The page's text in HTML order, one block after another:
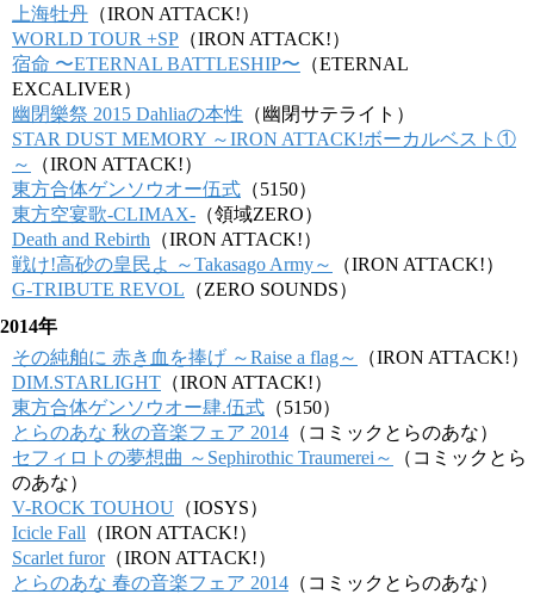
上海牡丹 （IRON ATTACK!）
WORLD TOUR +SP （IRON ATTACK!）
宿命 〜ETERNAL BATTLESHIP〜 （ETERNAL
EXCALIVER）
幽閉樂祭 2015 Dahliaの本性 （幽閉サテライト）
STAR DUST MEMORY ～IRON ATTACK!ボーカルベスト①
～
（IRON ATTACK!）
東方合体ゲンソウオー伍式 （5150）
東方空宴歌-CLIMAX- （領域ZERO）
Death and Rebirth （IRON ATTACK!）
戦け!高砂の皇民よ ～Takasago Army～
（IRON ATTACK!）
G-TRIBUTE REVOL （ZERO SOUNDS）
2014年
その純舶に 赤き血を捧げ ～Raise a flag～
（IRON ATTACK!）
DIM.STARLIGHT （IRON ATTACK!）
東方合体ゲンソウオー肆.伍式 （5150）
とらのあな 秋の音楽フェア 2014 （コミックとらのあな）
セフィロトの夢想曲 ～Sephirothic Traumerei～
（コミックとら
のあな）
V-ROCK TOUHOU （IOSYS）
Icicle Fall （IRON ATTACK!）
Scarlet furor（IRON ATTACK!）
とらのあな 春の音楽フェア 2014 （コミックとらのあな）